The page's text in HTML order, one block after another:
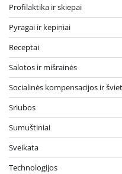
Profilaktika ir skiepai
Pyragai ir kepiniai
Receptai
Salotos ir mišrainės
Socialinės kompensacijos ir
Sriubos
Sumuštiniai
Sveikata
Technologijos